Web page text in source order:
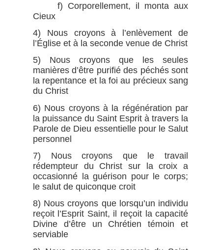
f) Corporellement, il monta aux
Cieux
4) Nous croyons à l’enlèvement de
l’Église et à la seconde venue de Christ
5) Nous croyons que les seules
manières d’être purifié des péchés sont
la repentance et la foi au précieux sang
du Christ
6) Nous croyons à la régénération par
la puissance du Saint Esprit à travers la
Parole de Dieu essentielle pour le Salut
personnel
7) Nous croyons que le travail
rédempteur du Christ sur la croix a
occasionné la guérison pour le corps;
le salut de quiconque croit
8) Nous croyons que lorsqu’un individu
reçoit l’Esprit Saint, il reçoit la capacité
Divine d’être un Chrétien témoin et
serviable